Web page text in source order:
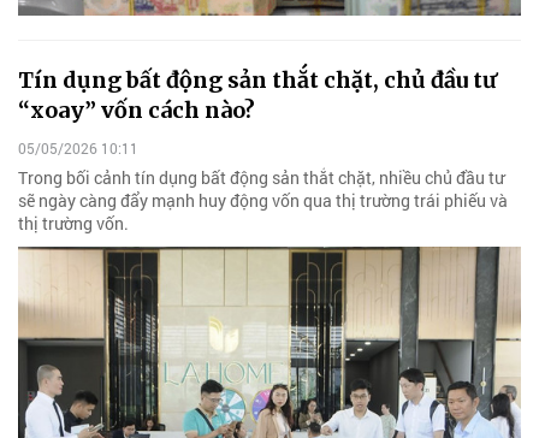
Tín dụng bất động sản thắt chặt, chủ đầu tư
“xoay” vốn cách nào?
05/05/2026 10:11
Trong bối cảnh tín dụng bất động sản thắt chặt, nhiều chủ đầu tư
sẽ ngày càng đẩy mạnh huy động vốn qua thị trường trái phiếu và
thị trường vốn.